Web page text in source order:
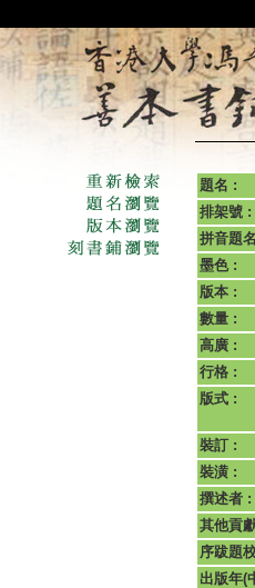
題名 :
排架號 :
拼音題
墨色 :
版本 :
數量 :
高廣 :
行格 :
版式 :
裝訂 :
裝潢 :
撰述者 :
其他貢
序跋題
出版年(